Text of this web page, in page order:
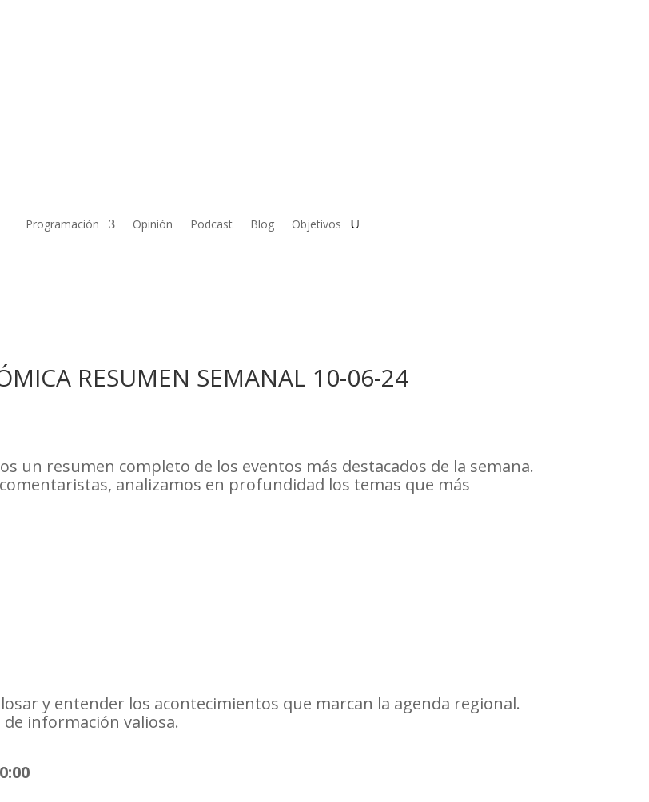
Programación Opinión Podcast Blog Objetivos
RESUMEN SEMANAL 10-06-24
un resumen completo de los eventos más destacados de la semana.
analizamos en profundidad los temas que más
y entender los acontecimientos que marcan la agenda regional.
información valiosa.